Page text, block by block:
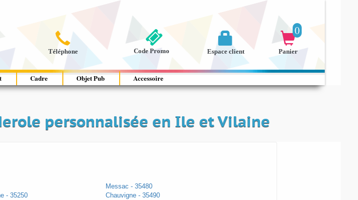

Téléphone
0

Panier

Espace client
Code Promo
Cadre Objet Pub Accessoire
personnalisée en Ile et Vilaine
- 35250
Messac - 35480
Chauvigne - 35490